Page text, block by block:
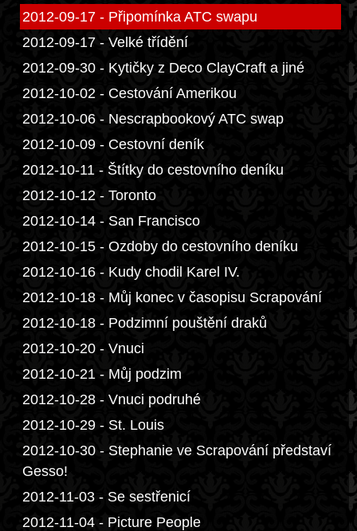
2012-09-17 - Připomínka ATC swapu
2012-09-17 - Velké třídění
2012-09-30 - Kytičky z Deco ClayCraft a jiné
2012-10-02 - Cestování Amerikou
2012-10-06 - Nescrapbookový ATC swap
2012-10-09 - Cestovní deník
2012-10-11 - Štítky do cestovního deníku
2012-10-12 - Toronto
2012-10-14 - San Francisco
2012-10-15 - Ozdoby do cestovního deníku
2012-10-16 - Kudy chodil Karel IV.
2012-10-18 - Můj konec v časopisu Scrapování
2012-10-18 - Podzimní pouštění draků
2012-10-20 - Vnuci
2012-10-21 - Můj podzim
2012-10-28 - Vnuci podruhé
2012-10-29 - St. Louis
2012-10-30 - Stephanie ve Scrapování představí
Gesso!
2012-11-03 - Se sestřenicí
2012-11-04 - Picture People